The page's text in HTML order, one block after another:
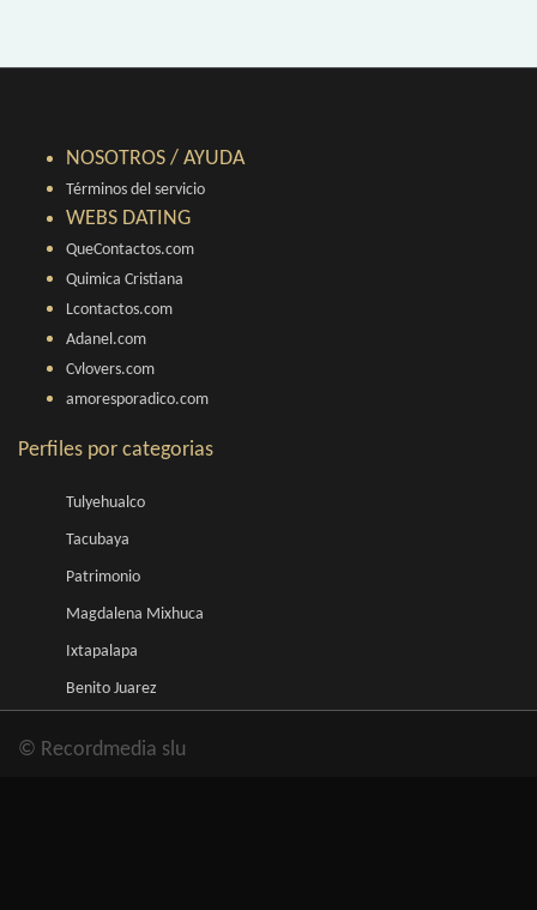
NOSOTROS / AYUDA
Términos del servicio
WEBS DATING
QueContactos.com
Quimica Cristiana
Lcontactos.com
Adanel.com
Cvlovers.com
amoresporadico.com
Perfiles por categorias
Tulyehualco
Tacubaya
Patrimonio
Magdalena Mixhuca
Ixtapalapa
Benito Juarez
© Recordmedia slu